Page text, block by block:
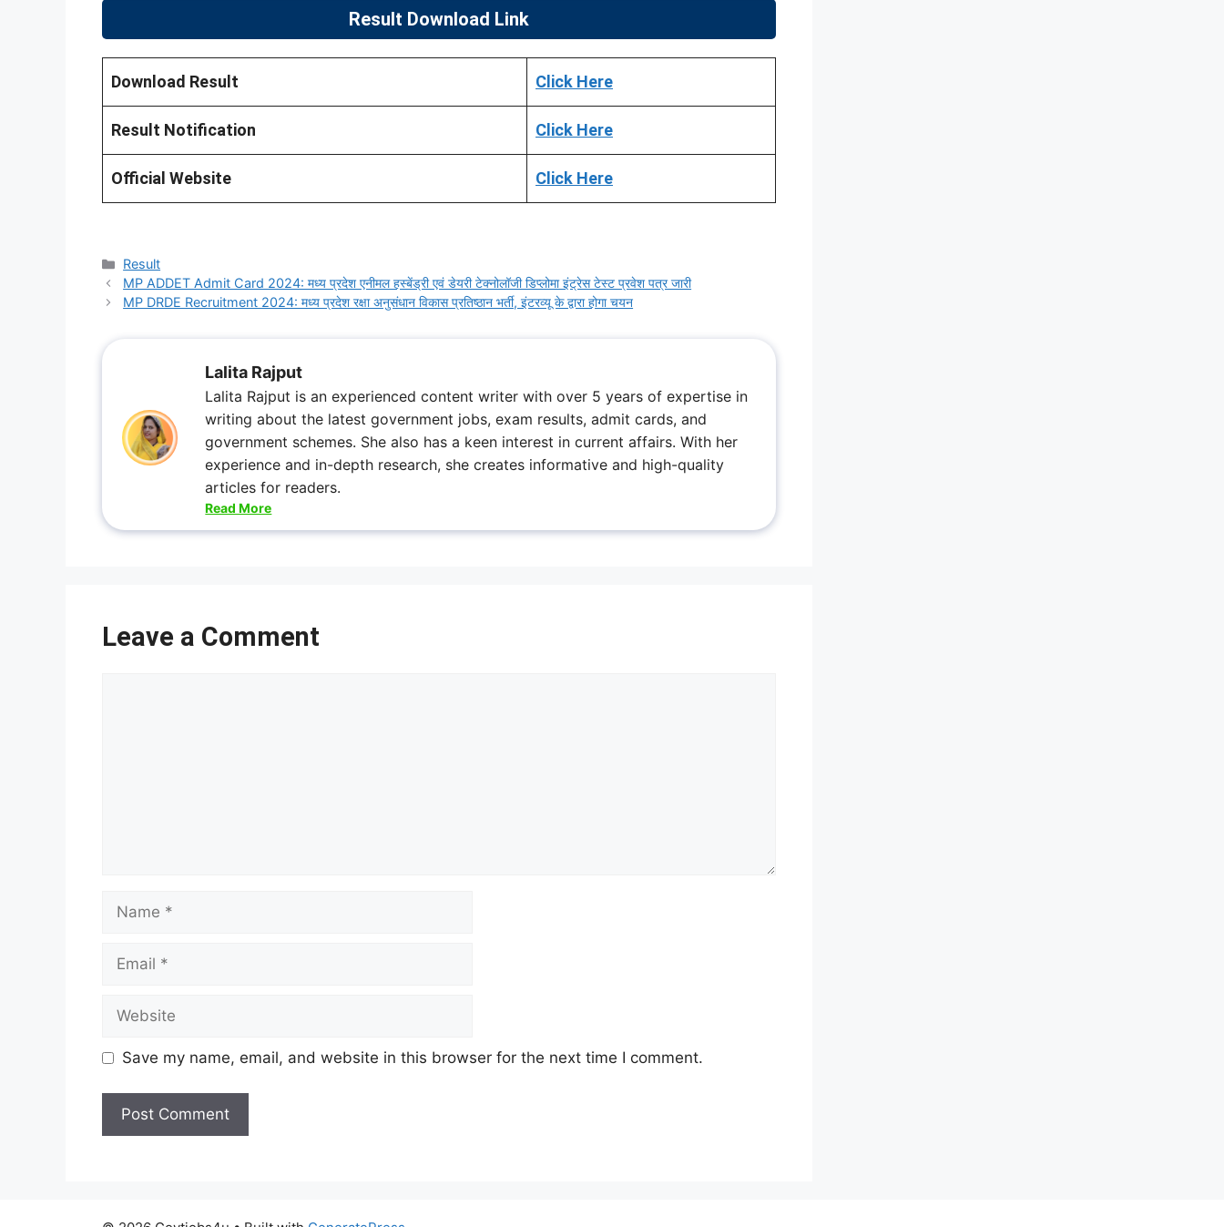
Result Download Link
Download Result Click Here
Result Notification Click Here
Official Website Click Here
Categories
Result
MP ADDET Admit Card 2024: मध्य प्रदेश एनीमल हस्बेंड्री एवं डेयरी टेक्नोलॉजी डिप्लोमा इंट्रेस टेस्ट प्रवेश पत्र जारी
MP DRDE Recruitment 2024: मध्य प्रदेश रक्षा अनुसंधान विकास प्रतिष्ठान भर्ती, इंटरव्यू के द्वारा होगा चयन
Lalita Rajput
Lalita Rajput is an experienced content writer with over 5 years of expertise in
writing about the latest government jobs, exam results, admit cards, and
government schemes. She also has a keen interest in current affairs. With her
experience and in-depth research, she creates informative and high-quality
articles for readers.
Read More
Leave a Comment
Name
Email
Website
Save my name, email, and website in this browser for the next time I comment.